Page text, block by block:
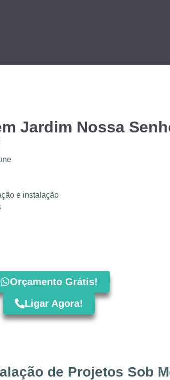
Jardim Nossa
e instalação
Orçamento Grátis!
Ligar Agora!
de Projetos Sob